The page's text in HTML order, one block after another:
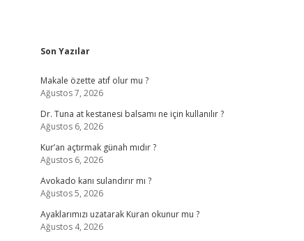
Sidebar
Son Yazılar
Makale özette atıf olur mu ?
Ağustos 7, 2026
Dr. Tuna at kestanesi balsamı ne için kullanılır ?
Ağustos 6, 2026
Kur’an açtırmak günah mıdır ?
Ağustos 6, 2026
Avokado kanı sulandırır mı ?
Ağustos 5, 2026
Ayaklarımızı uzatarak Kuran okunur mu ?
Ağustos 4, 2026